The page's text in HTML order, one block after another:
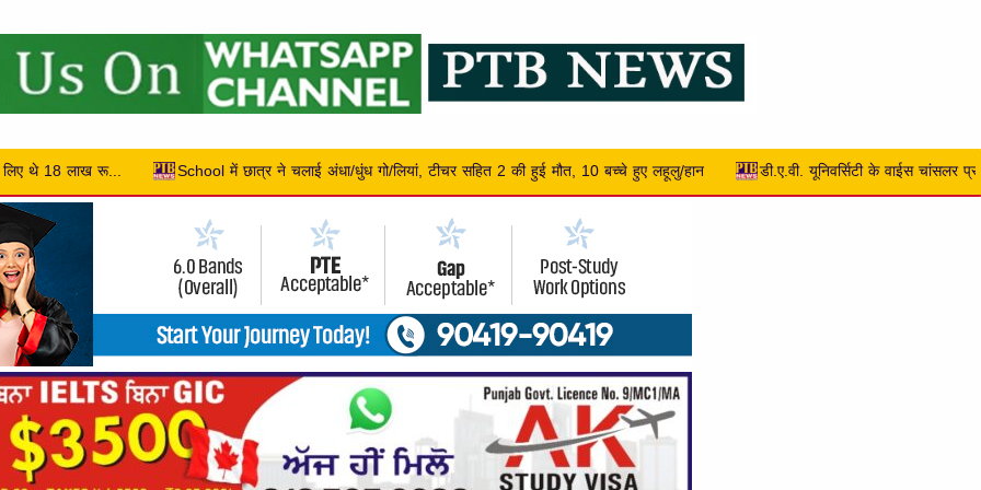
धुंध गो/लियां, टीचर सहित 2 की हुई मौत, 10 बच्चे हुए लहूलु/हान डी.ए.वी. यूनिवर्सिटी के वाईस चांसलर प्रो. (डॉ.) मनोज कुमार एन.सी.सी. द्वारा आनरेरी कर्नल रैंक